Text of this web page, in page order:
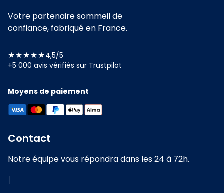
Votre partenaire sommeil de
confiance, fabriqué en France.
★★★★★4,5/5
+5 000 avis vérifiés sur Trustpilot
Moyens de paiement
Contact
Notre équipe vous répondra dans les 24 à 72h.
|